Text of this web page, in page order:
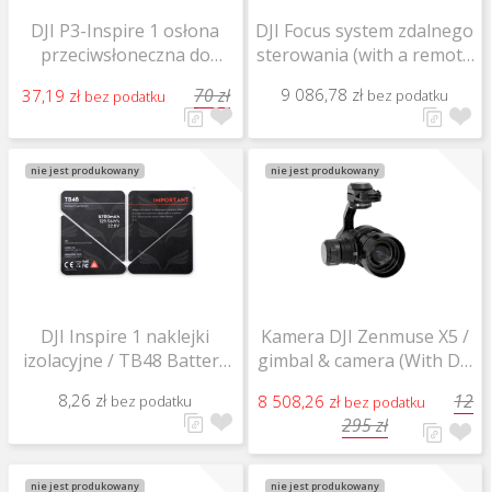
DJI P3-Inspire 1 osłona
przeciwsłoneczna do
Controller Monitor Hood
(for Smartphones)
37,19 zł bez podatku 70 zł
DJI Focus system zdalnego
sterowania (with a remote
9 086,78 zł bez podatku
nie jest produkowany
DJI Inspire 1 naklejki
izolacyjne / TB48 Battery
8,26 zł bez podatku
nie jest produkowany
Kamera DJI Zenmuse X5 /
gimbal & camera (With DJI
8 508,26 zł bez podatku
12
295 zł
nie jest produkowany nie jest produkowany